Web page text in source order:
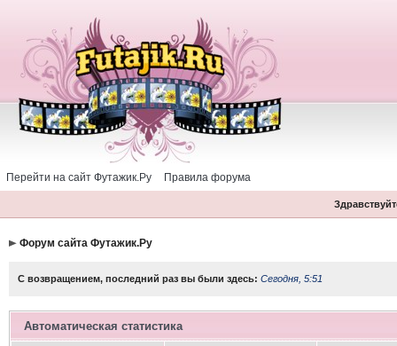
Перейти на сайт Футажик.Ру Правила форума
Форум сайта Футажик.Ру
С возвращением, последний раз вы были здесь: Сегодня, 5:51
Автоматическая статистика